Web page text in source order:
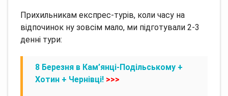
Прихильникам експрес-турів, коли часу на
відпочинок ну зовсім мало, ми підготували 2-3
денні тури:
8 Березня в Кам’янці-Подільському +
Хотин + Чернівці! >>>